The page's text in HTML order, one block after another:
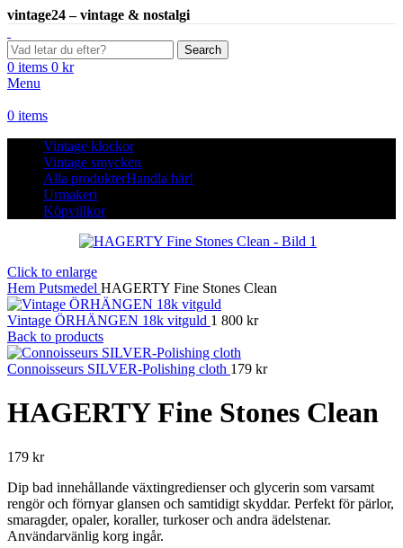
vintage24 – vintage & nostalgi
Search
0 items 0 kr
Menu
0 items
Vintage klockor
Vintage smycken
Alla produkterHandla här!
Urmakeri
Köpvillkor
Click to enlarge
Hem Putsmedel HAGERTY Fine Stones Clean
Vintage ÖRHÄNGEN 18k vitguld 1 800 kr
Back to products
Connoisseurs SILVER-Polishing cloth 179 kr
HAGERTY Fine Stones Clean
179 kr
Dip bad innehållande växtingredienser och glycerin som varsamt
rengör och förnyar glansen och samtidigt skyddar. Perfekt för pärlor,
smaragder, opaler, koraller, turkoser och andra ädelstenar.
Användarvänlig korg ingår.